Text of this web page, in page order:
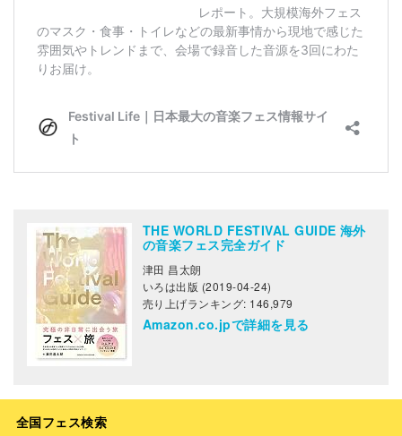
THE WORLD FESTIVAL GUIDE 海外
の音楽フェス完全ガイド
津田 昌太朗
いろは出版 (2019-04-24)
売り上げランキング: 146,979
Amazon.co.jpで詳細を見る
全国フェス検索